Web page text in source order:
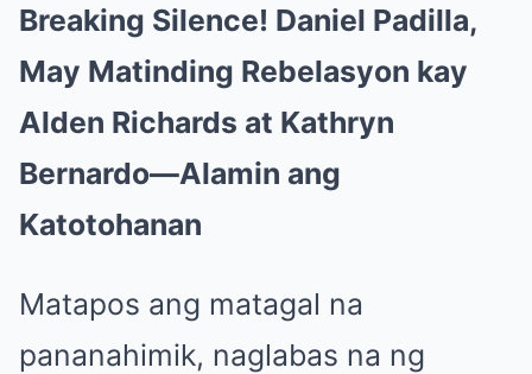
Breaking Silence! Daniel Padilla,
May Matinding Rebelasyon kay
Alden Richards at Kathryn
Bernardo—Alamin ang
Katotohanan
Matapos ang matagal na
pananahimik, naglabas na ng